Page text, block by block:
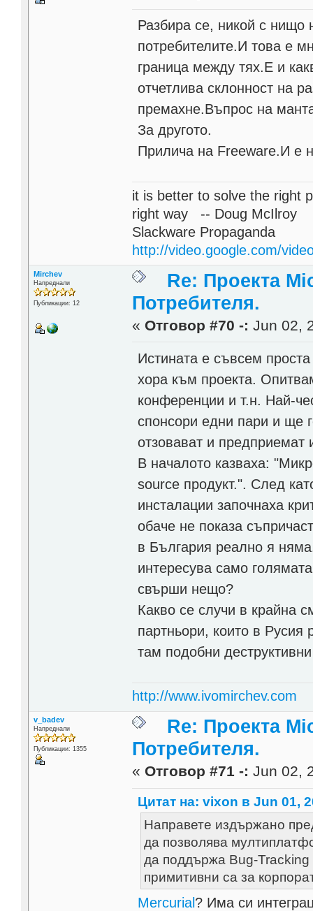
Разбира се, никой с нищо
потребителите.И това е
граница между тях.Е и
отчетлива склонност на
премахне.Въпрос на
За другото.
Прилича на Freeware.И е
it is better to solve the right
right way -- Doug McIlroy
Slackware Propaganda
http://video.google.com/
Mirchev
Напреднали
Публикации: 12
Re: Проекта
Потребителя.
« Отговор #70 -: Jun 02,
Истината е съвсем
хора към проекта.
конференции и т.н. Най-
спонсори едни пари и ще
отзовават и предприемат
В началото казваха:
source продукт.". След
инсталации започнаха
обаче не показа
в България реално я
интересува само
свърши нещо?
Какво се случи в крайна
партньори, които в Русия
там подобни
http://www.ivomirchev.com
v_badev
Напреднали
Публикации: 1355
Re: Проекта
Потребителя.
« Отговор #71 -: Jun 02,
Цитат на: vixon в Jun 01,
Направете издържано
да позволява
да поддържа Bug-
примитивни са за
Mercurial? Има си